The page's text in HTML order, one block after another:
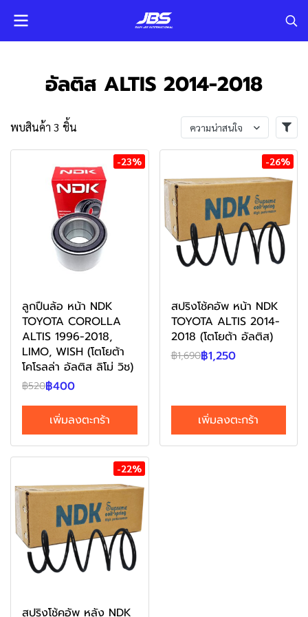
อัลติส ALTIS 2014-2018
พบสินค้า 3 ชิ้น ความน่าสนใจ
-23%
ลูกปืนล้อ หน้า NDK
TOYOTA COROLLA
ALTIS 1996-2018,
LIMO, WISH (โตโยต้า
โคโรลล่า อัลติส ลิโม่ วิช)
฿520฿400
เพิ่มลงตะกร้า
-26%
สปริงโช้คอัพ หน้า NDK
TOYOTA ALTIS 2014-
2018 (โตโยต้า อัลติส)
฿1,690฿1,250
เพิ่มลงตะกร้า
-22%
สปริงโช้คอัพ หลัง NDK